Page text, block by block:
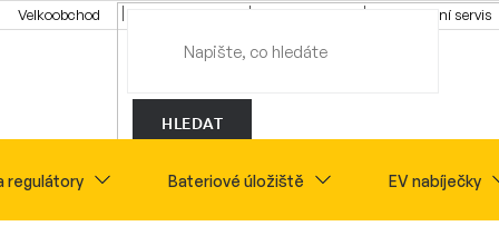
Velkoobchod Montážní servis
HLEDAT
regulátory Bateriové úložiště EV nabíječky